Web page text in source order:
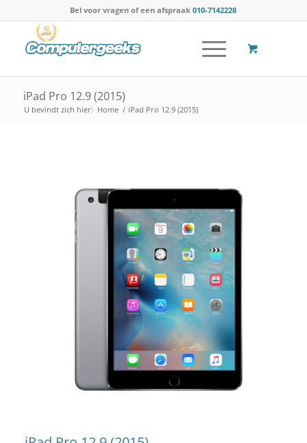
Bel voor vragen of een afspraak010-7142228
iPad Pro 12.9 (2015)
U bevindt zich hier: Home / iPad Pro 12.9 (2015)